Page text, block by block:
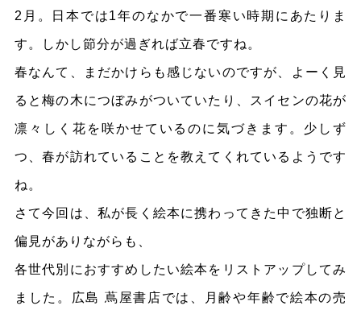
2月。日本では1年のなかで一番寒い時期にあたりま
す。しかし節分が過ぎれば立春ですね。
春なんて、まだかけらも感じないのですが、よーく見
ると梅の木につぼみがついていたり、スイセンの花が
凛々しく花を咲かせているのに気づきます。少しず
つ、春が訪れていることを教えてくれているようです
ね。
さて今回は、私が長く絵本に携わってきた中で独断と
偏見がありながらも、
各世代別におすすめしたい絵本をリストアップしてみ
ました。広島 蔦屋書店では、月齢や年齢で絵本の売